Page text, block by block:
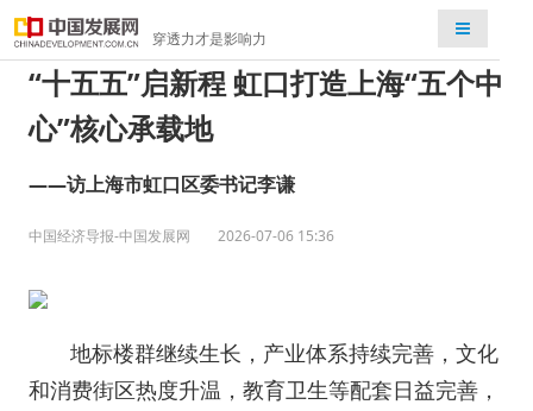
穿透力才是影响力
检索
“十五五”启新程 虹口打造上海“五个中
心”核心承载地
——访上海市虹口区委书记李谦
中国经济导报-中国发展网 2026-07-06 15:36
地标楼群继续生长，产业体系持续完善，文化
和消费街区热度升温，教育卫生等配套日益完善，